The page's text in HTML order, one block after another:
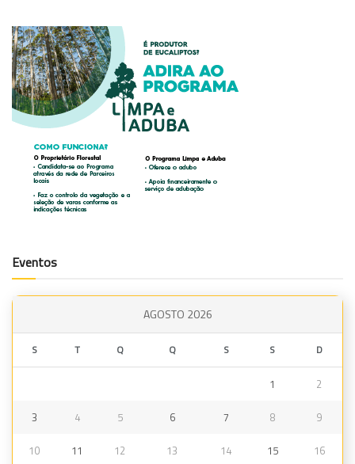
Eventos
AGOSTO 2026
S T Q Q S S D
1 2
3 4 5 6 7 8 9
10 11 12 13 14 15 16